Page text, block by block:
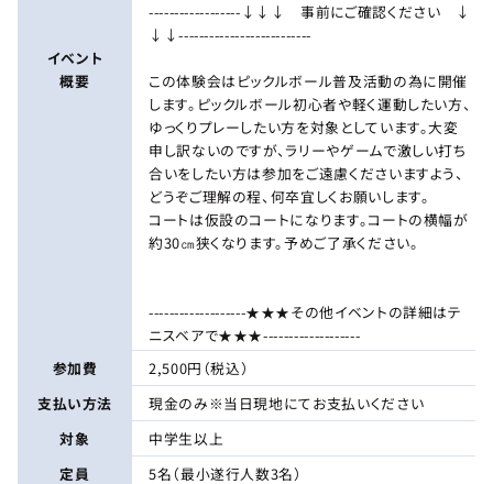
イベント
概要
------------------↓↓↓ 事前にご確認ください ↓
↓↓--------------------------
この体験会はピックルボール普及活動の為に開催
します。ピックルボール初心者や軽く運動したい方、
ゆっくりプレーしたい方を対象としています。大変
申し訳ないのですが、ラリーやゲームで激しい打ち
合いをしたい方は参加をご遠慮くださいますよう、
どうぞご理解の程、何卒宜しくお願いします。
コートは仮設のコートになります。コートの横幅が
約30㎝狭くなります。予めご了承ください。
-------------------★★★その他イベントの詳細はテ
ニスベアで★★★-------------------
参加費
2,500円（税込）
支払い方法
現金のみ※当日現地にてお支払いください
対象
中学生以上
定員
5名（最小遂行人数3名）